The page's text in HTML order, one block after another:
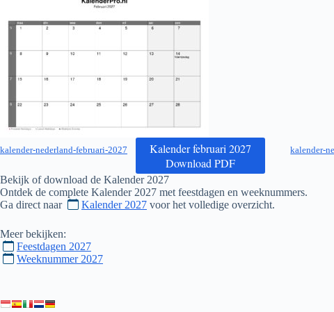
kalender-nederland-februari-2027
Kalender februari 2027
Download PDF
kalender-
Bekijk of download de Kalender 2027
Ontdek de complete Kalender 2027 met feestdagen en weeknummers.
Ga direct naar
Kalender 2027 voor het volledige overzicht.
Meer bekijken:
Feestdagen 2027
Weeknummer 2027